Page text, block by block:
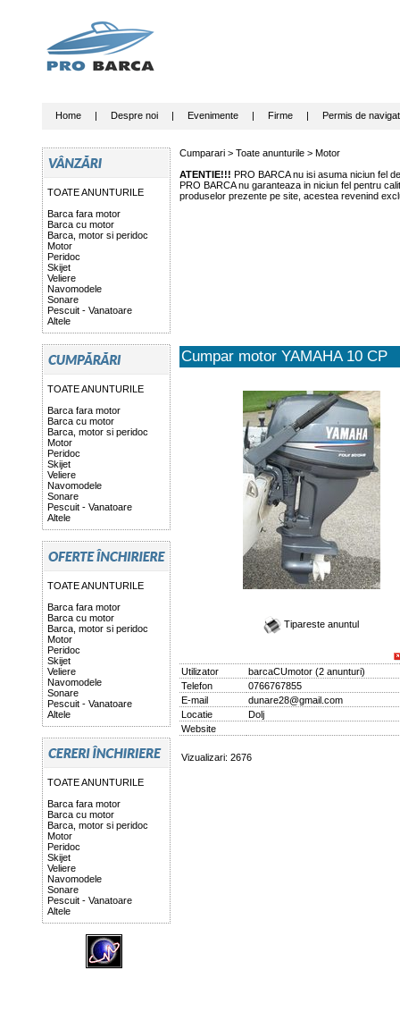
Home| Despre noi| Evenimente| Firme| Permis de
TOATE ANUNTURILE
Barca fara motor
Barca cu motor
Barca, motor si peridoc
Motor
Peridoc
Skijet
Veliere
Navomodele
Sonare
Pescuit - Vanatoare
Altele
TOATE ANUNTURILE
Barca fara motor
Barca cu motor
Barca, motor si peridoc
Motor
Peridoc
Skijet
Veliere
Navomodele
Sonare
Pescuit - Vanatoare
Altele
TOATE ANUNTURILE
Barca fara motor
Barca cu motor
Barca, motor si peridoc
Motor
Peridoc
Skijet
Veliere
Navomodele
Sonare
Pescuit - Vanatoare
Altele
TOATE ANUNTURILE
Barca fara motor
Barca cu motor
Barca, motor si peridoc
Motor
Peridoc
Skijet
Veliere
Navomodele
Sonare
Pescuit - Vanatoare
Altele
Cumparari > Toate anunturile> Motor
ATENTIE!!! PRO BARCA nu isi asuma niciun fel
PRO BARCA nu garanteaza in niciun fel pentru
produselor prezente pe site, acestea revenind
Cumpar motor YAMAHA 10 CP
Tipareste anuntul
Utilizator barcaCUmotor(2 anunturi)
Telefon
0766767855
E-mail
dunare28@gmail.com
Locatie
Dolj
Website
Vizualizari: 2676